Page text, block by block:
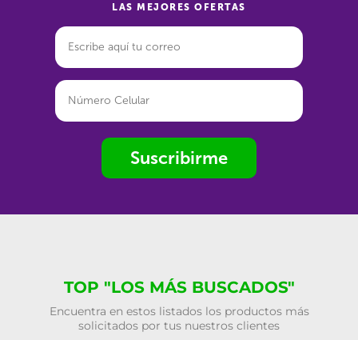
LAS MEJORES OFERTAS
Suscribirme
TOP "LOS MÁS BUSCADOS"
Encuentra en estos listados los productos más
solicitados por tus nuestros clientes